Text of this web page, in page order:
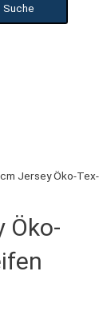
Jersey Öko-Tex-
Öko-